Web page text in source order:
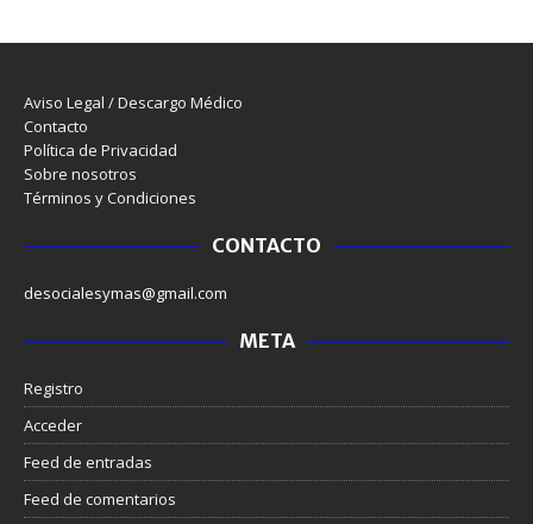
Aviso Legal / Descargo Médico
Contacto
Política de Privacidad
Sobre nosotros
Términos y Condiciones
CONTACTO
desocialesymas@gmail.com
META
Registro
Acceder
Feed de entradas
Feed de comentarios